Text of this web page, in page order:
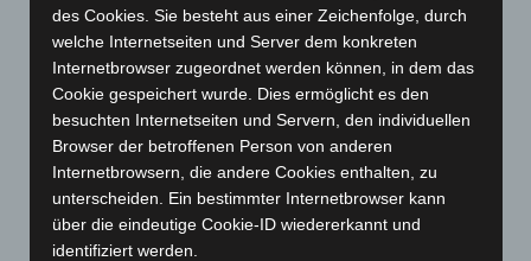
November 2023(130)
Oktober 2023(114)
September 2023(133)
August 2023 (134)
Juli 2023
(118)
Juni 2023(142)
Mai 2023(139)
des Cookies. Sie besteht aus einer Zeichenfolge, durch
welche Internetseiten und Server dem konkreten
Internetbrowser zugeordnet werden können, in dem das
Cookie gespeichert wurde. Dies ermöglicht es den
besuchten Internetseiten und Servern, den individuellen
Browser der betroffenen Person von anderen
Internetbrowsern, die andere Cookies enthalten, zu
unterscheiden. Ein bestimmter Internetbrowser kann
über die eindeutige Cookie-ID wiedererkannt und
identifiziert werden.